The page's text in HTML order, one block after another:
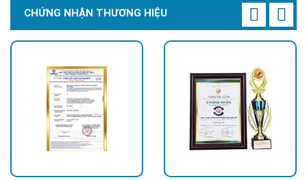
CHỨNG NHẬN THƯƠNG HIỆU